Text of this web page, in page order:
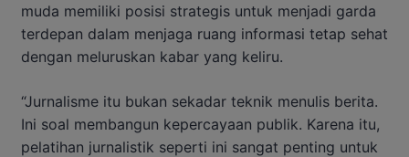
muda memiliki posisi strategis untuk menjadi garda
terdepan dalam menjaga ruang informasi tetap sehat
dengan meluruskan kabar yang keliru.
“Jurnalisme itu bukan sekadar teknik menulis berita.
Ini soal membangun kepercayaan publik. Karena itu,
pelatihan jurnalistik seperti ini sangat penting untuk